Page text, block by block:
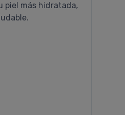
piel más hidratada,